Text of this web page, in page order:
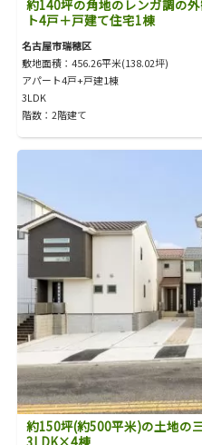
約140坪の角地のレンガ調の
ト4戸＋戸建て住宅1棟
名古屋市瑞穂区
敷地面積：456.26平米(138.02坪)
アパート4戸+戸建1棟
3LDK
階数：2階建て
約150坪(約500平米)の土地の